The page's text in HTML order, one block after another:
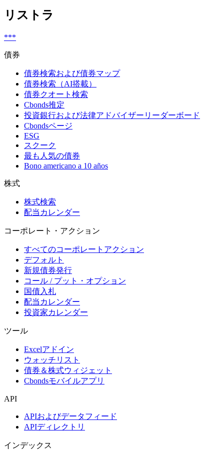
リストラ
***
債券
債券検索および債券マップ
債券検索（AI搭載）
債券クオート検索
Cbonds推定
投資銀行および法律アドバイザーリーダーボード
Cbondsページ
ESG
スクーク
最も人気の債券
Bono americano a 10 años
株式
株式検索
配当カレンダー
コーポレート・アクション
すべてのコーポレートアクション
デフォルト
新規債券発行
コール / プット・オプション
国債入札
配当カレンダー
投資家カレンダー
ツール
Excelアドイン
ウォッチリスト
債券＆株式ウィジェット
Cbondsモバイルアプリ
API
APIおよびデータフィード
APIディレクトリ
インデックス